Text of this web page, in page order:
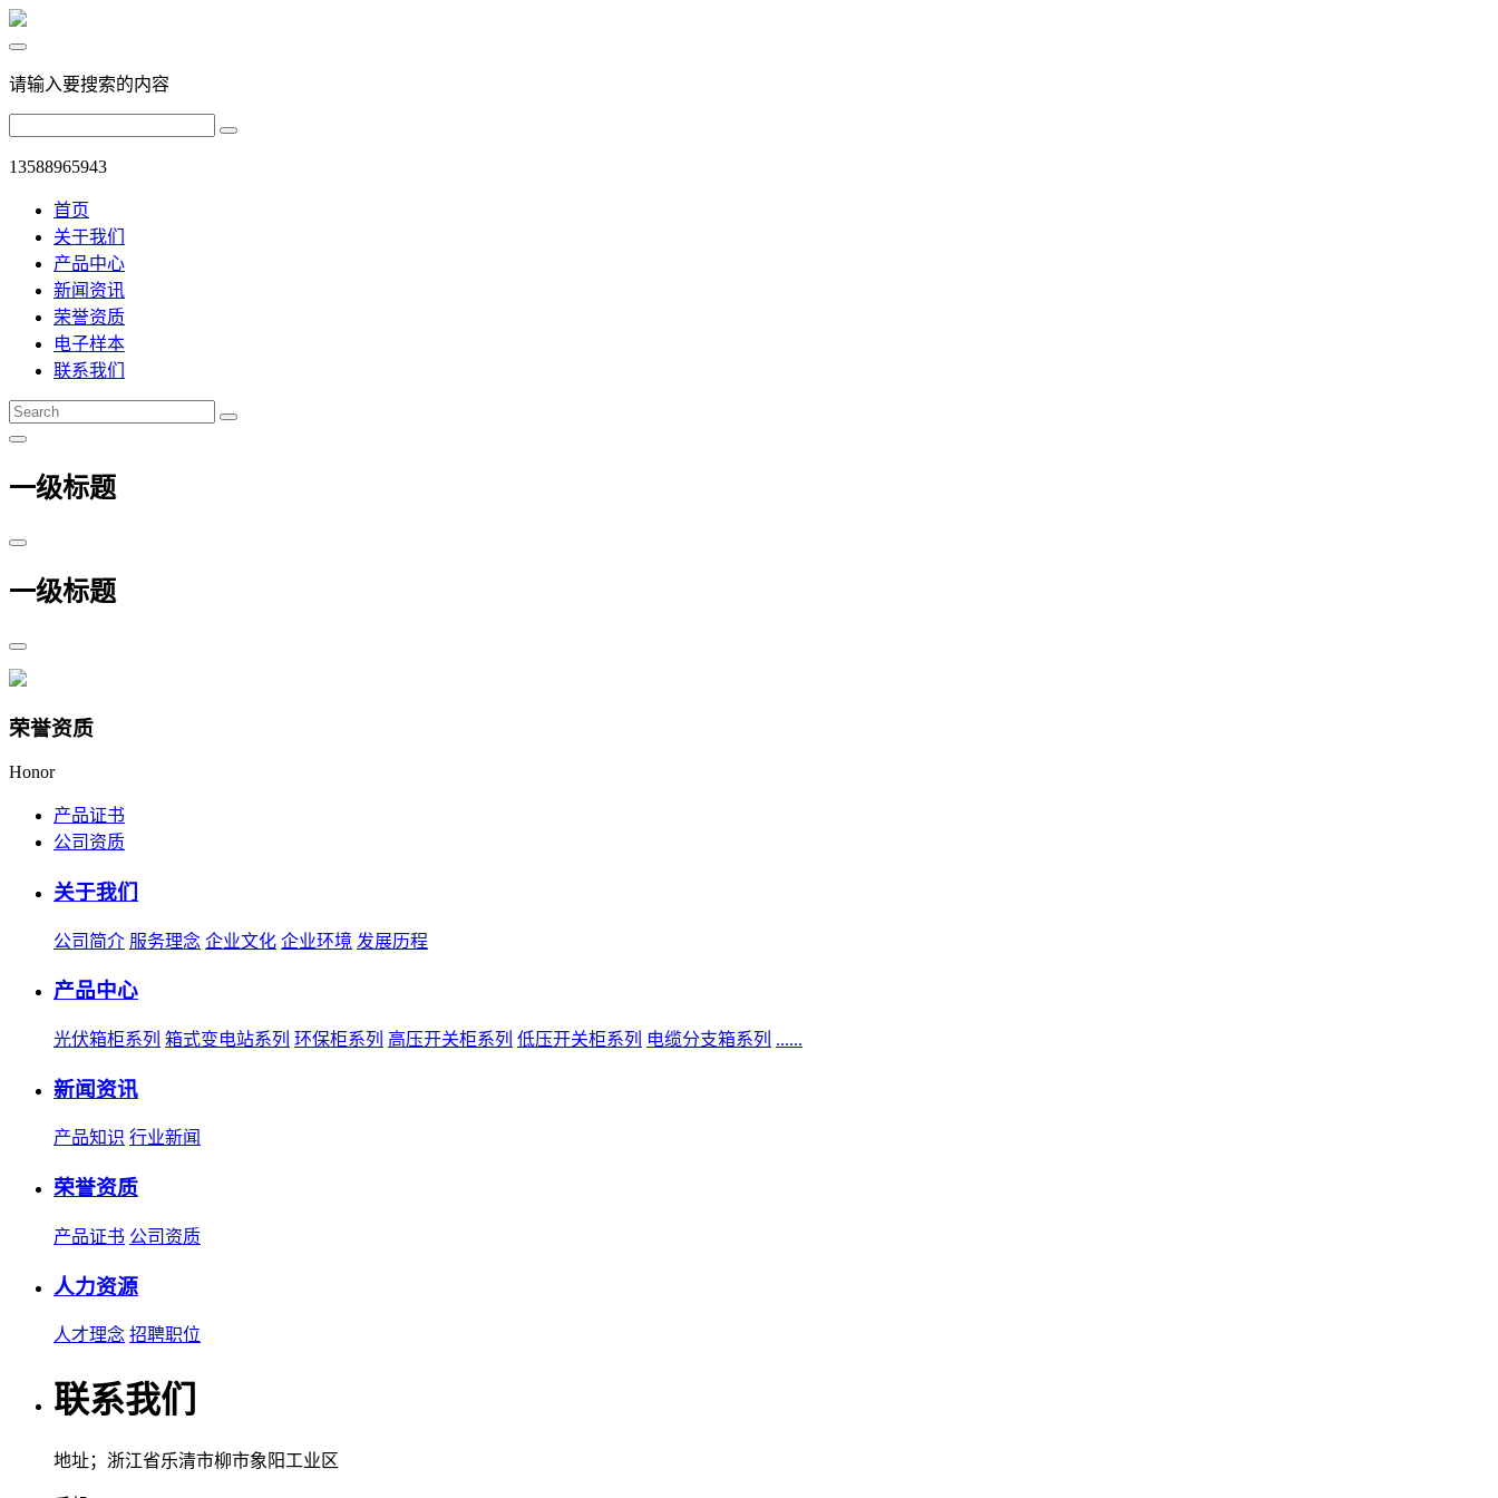
请输入要搜索的内容
13588965943
首页
关于我们
产品中心
新闻资讯
荣誉资质
电子样本
联系我们
一级标题
一级标题
荣誉资质
Honor
产品证书
公司资质
关于我们
公司简介 服务理念 企业文化 企业环境 发展历程
产品中心
光伏箱柜系列 箱式变电站系列 环保柜系列 高压开关柜系列 低压开关柜系列 电缆分支箱系列 ......
新闻资讯
产品知识 行业新闻
荣誉资质
产品证书 公司资质
人力资源
人才理念 招聘职位
联系我们
地址；浙江省乐清市柳市象阳工业区